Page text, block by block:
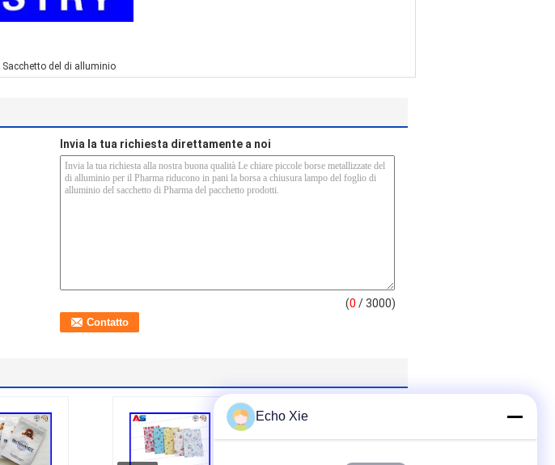
Sacchetto del di alluminio
Invia la tua richiesta direttamente a noi
(0 / 3000)
Echo Xie